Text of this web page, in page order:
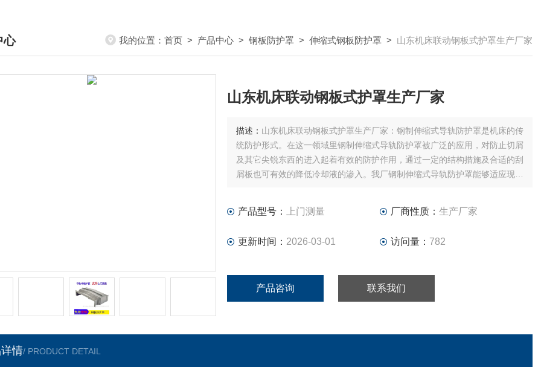
心
CENTER
我的位置： 首页 > 产品中心 > 钢板防护罩 > 伸缩式钢板防护罩 > 山东机床联动钢板式护罩生产厂家
山东机床联动钢板式护罩生产厂家
描述： 山东机床联动钢板式护罩生产厂家：钢制伸缩式导轨防护罩是机床的传
统防护形式。在这一领域里钢制伸缩式导轨防护罩被广泛的应用，对防止切屑
及其它尖锐东西的进入起着有效的防护作用，通过一定的结构措施及合适的刮
屑板也可有效的降低冷却液的渗入。我厂钢制伸缩式导轨防护罩能够适应现代
产品型号： 上门测量 厂商性质： 生产厂家
更新时间： 2026-03-01 访问量： 782
产品咨询 联系我们
情/ PRODUCT DETAIL